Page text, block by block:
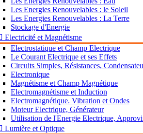
Les Energies Renouvelables : le Soleil
Les Energies Renouvelables : La Terre
Stockage d'Energie
Electricité et Magnétisme
Electrostatique et Champ Electrique
Le Courant Electrique et ses Effets
Circuits Simples, Résistances,
Electronique
Magnétisme et Champ Magnétique
Electromagnétisme et Induction
Electromagnétique. Vibration et Ondes
Moteur Electrique, Générateur
Utilisation de l'Energie Electrique,
Lumière et Optique